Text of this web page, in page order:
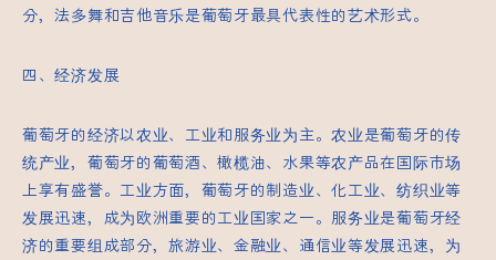
分，法多舞和吉他音乐是葡萄牙最具代表性的艺术形式。
四、经济发展
葡萄牙的经济以农业、工业和服务业为主。农业是葡萄牙的传
统产业，葡萄牙的葡萄酒、橄榄油、水果等农产品在国际市场
上享有盛誉。工业方面，葡萄牙的制造业、化工业、纺织业等
发展迅速，成为欧洲重要的工业国家之一。服务业是葡萄牙经
济的重要组成部分，旅游业、金融业、通信业等发展迅速，为